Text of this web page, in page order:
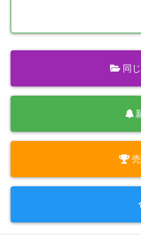
動画をご覧になりたい場合は
ファイル形式:JPEG
収録枚数:277枚(本ファイル154
制作・販売:
レースクイーンフェチ
同